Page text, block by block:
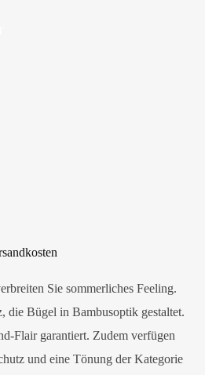
Sie sommerliches Feeling.
die Bügel in Bambusoptik gestaltet.
Flair garantiert. Zudem verfügen
und eine Tönung der Kategorie